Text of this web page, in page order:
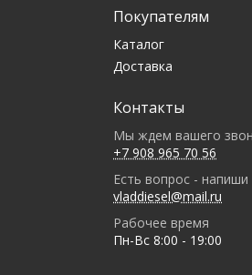
Покупателям
Каталог
Доставка
Контакты
Мы ждем вашего
+7 908 965 70 56
Есть вопрос - напиши
vladdiesel@mail.ru
Рабочее время
Пн-Вс 8:00 - 19:00